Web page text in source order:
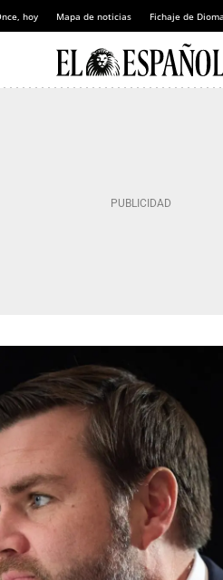
hoy Mapa de noticias Fichaje de